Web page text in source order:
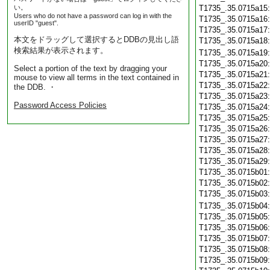
い。
Users who do not have a password can log in with the
userID "guest".
本文をドラッグして選択するとDDBの見出し語
検索結果が表示されます。
Select a portion of the text by dragging your
mouse to view all terms in the text contained in
the DDB. ・
Password Access Policies